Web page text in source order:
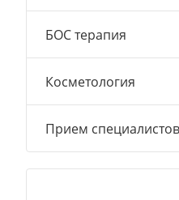
БОС терапия
Косметология
Прием специалистов